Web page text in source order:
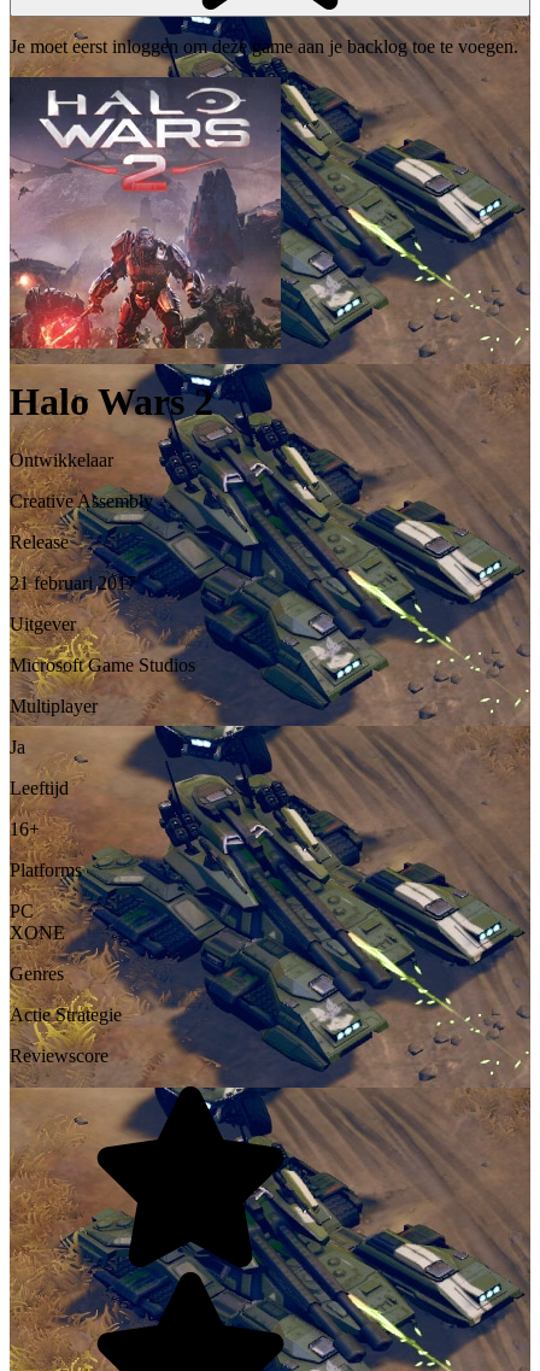
Je moet eerst inloggen om deze game aan je backlog toe te voegen.
Halo Wars 2
Ontwikkelaar
Creative Assembly
Release
21 februari 2017
Uitgever
Microsoft Game Studios
Multiplayer
Ja
Leeftijd
16+
Platforms
PC
XONE
Genres
Actie Strategie
Reviewscore